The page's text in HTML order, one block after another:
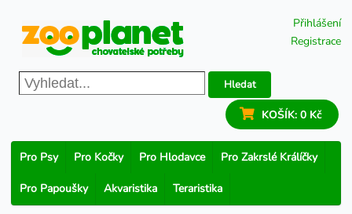
Přihlášení
Registrace
Hledat
KOŠÍK: 0 Kč
Pro Psy Pro Kočky Pro Hlodavce Pro Zakrslé Králíčky
Pro Papoušky Akvaristika Teraristika